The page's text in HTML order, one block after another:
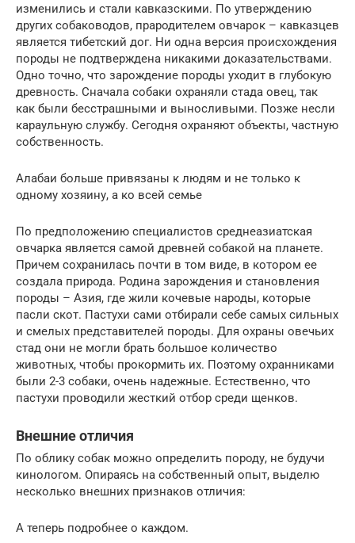
изменились и стали кавказскими. По утверждению
других собаководов, прародителем овчарок – кавказцев
является тибетский дог. Ни одна версия происхождения
породы не подтверждена никакими доказательствами.
Одно точно, что зарождение породы уходит в глубокую
древность. Сначала собаки охраняли стада овец, так
как были бесстрашными и выносливыми. Позже несли
караульную службу. Сегодня охраняют объекты, частную
собственность.
Алабаи больше привязаны к людям и не только к
одному хозяину, а ко всей семье
По предположению специалистов среднеазиатская
овчарка является самой древней собакой на планете.
Причем сохранилась почти в том виде, в котором ее
создала природа. Родина зарождения и становления
породы – Азия, где жили кочевые народы, которые
пасли скот. Пастухи сами отбирали себе самых сильных
и смелых представителей породы. Для охраны овечьих
стад они не могли брать большое количество
животных, чтобы прокормить их. Поэтому охранниками
были 2-3 собаки, очень надежные. Естественно, что
пастухи проводили жесткий отбор среди щенков.
Внешние отличия
По облику собак можно определить породу, не будучи
кинологом. Опираясь на собственный опыт, выделю
несколько внешних признаков отличия:
А теперь подробнее о каждом.